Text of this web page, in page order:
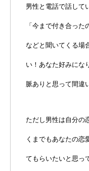
男性と電話で話して
「今まで付き合った
などと聞いてくる場
い！あなた好みにな
脈ありと思って間違
ただし男性は自分の
くまでもあなたの恋
てもらいたいと思っ